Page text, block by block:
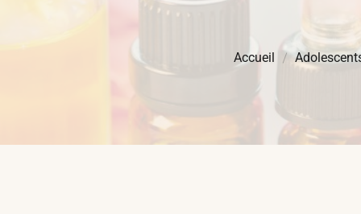
Accueil